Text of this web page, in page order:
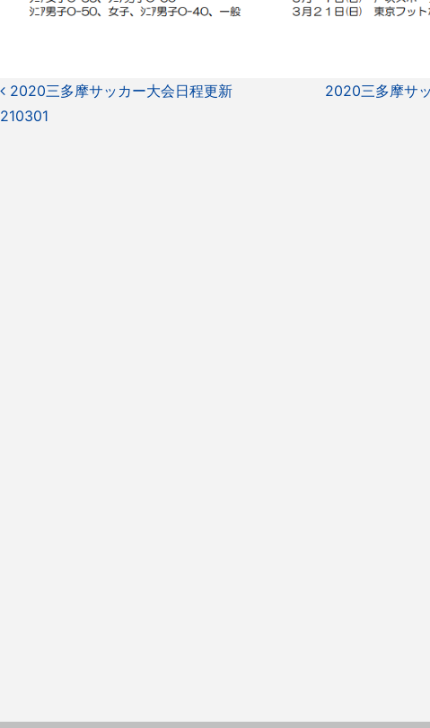
投
稿
2020三多摩サッカー大会日程更新
210301
2020三多摩サ